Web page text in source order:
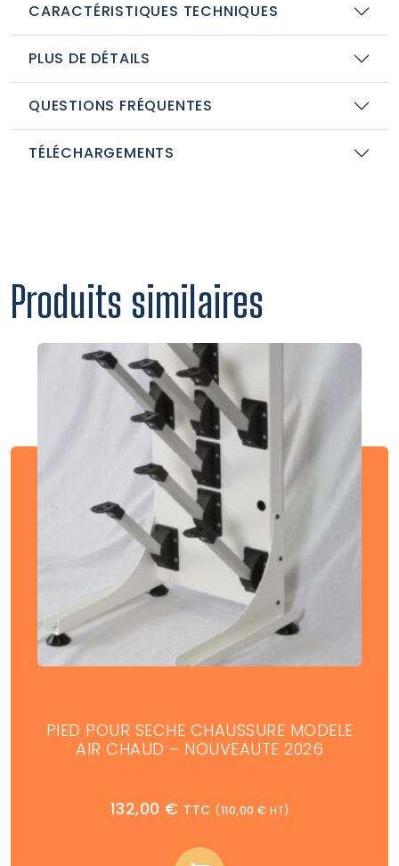
CARACTÉRISTIQUES TECHNIQUES
PLUS DE DÉTAILS
QUESTIONS FRÉQUENTES
TÉLÉCHARGEMENTS
Produits similaires
PIED POUR SECHE CHAUSSURE MODELE
AIR CHAUD – NOUVEAUTE 2026
132,00 € TTC (110,00 € HT)